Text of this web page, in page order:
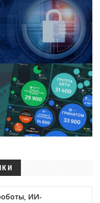
ИИ-